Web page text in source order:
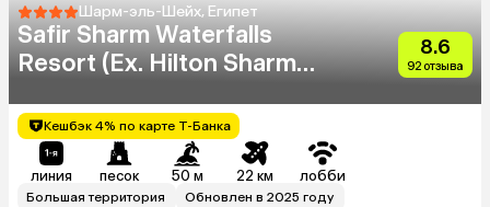
Шарм-эль-Шейх, Египет
Safir Sharm Waterfalls
Resort (Ex. Hilton Sharm
8.6
92 отзыва
Кешбэк 4% по карте Т-Банка
линия песок 50 м 22 км лобби
Большая территория
Обновлен в 2025 году